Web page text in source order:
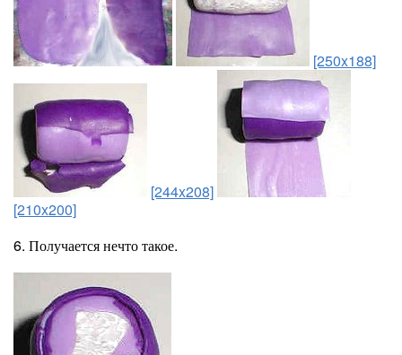
[250x188]
[244x208]
[210x200]
6. Получается нечто такое.